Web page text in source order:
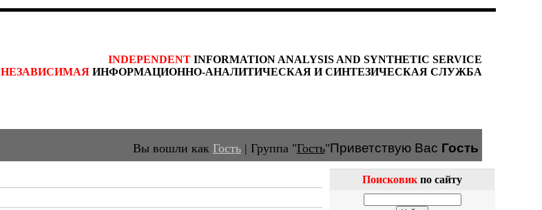
INDEPENDENT INFORMATION ANALYSIS AND SYNTHETIC SERVICE
НЕЗАВИСИМАЯ ИНФОРМАЦИОННО-АНАЛИТИЧЕСКАЯ И СИНТЕЗИЧЕСКАЯ СЛУЖБА
Вы вошли как Гость| Группа"Гость"Приветствую Вас Гость
Поисковикпо сайту